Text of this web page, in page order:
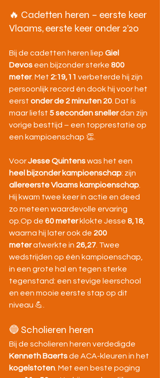
🔥 Cadetten heren – eerste keer
Vlaams, eerste keer onder 2’20
Bij de cadetten heren liep Giel
Devos een bijzonder sterke 800
meter. Met 2:19,11 verbeterde hij zijn
persoonlijk record én dook hij voor het
eerst onder de 2 minuten 20 . Dat is
maar liefst 5 seconden sneller dan zijn
vorige besttijd – een topprestatie op
een kampioenschap 👏.
Voor Jesse Quintens was het een
heel bijzonder kampioenschap: zijn
allereerste Vlaams kampioenschap
Hij kwam twee keer in actie en deed
zo meteen waardevolle ervaring
op.Op de 60 meter klokte Jesse 8,18
waarna hij later ook de 200
meter afwerkte in 26,27 . Twee
wedstrijden op één kampioenschap,
in een grote hal en tegen sterke
tegenstand: een stevige leerschool
en een mooie eerste stap op dit
niveau 💪.
🔵 Scholieren heren
Bij de scholieren heren verdedigde
Kenneth Baerts de ACA-kleuren in het
kogelstoten . Met een beste poging